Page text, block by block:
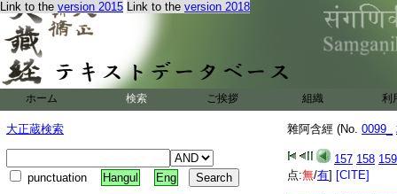
Link to the version 2015 Link to the version 2018
ホーム 検索 ご挨拶 組織 利
大正蔵検索
punctuation Hangul Eng
雜阿含經 (No. 0099_
157 158 159
点:無/有] [CITE]
牟尼知彼心 及彼
受果増善根 及福
即以大悲心 受其
時闍耶以此善根。
阿難見世尊發微笑
佛言。世尊。諸佛
非無因縁。而能發
縁。而發微笑。如
世尊離調笑 無上
齒白如珂玉 最勝
勇猛勤精進 無師